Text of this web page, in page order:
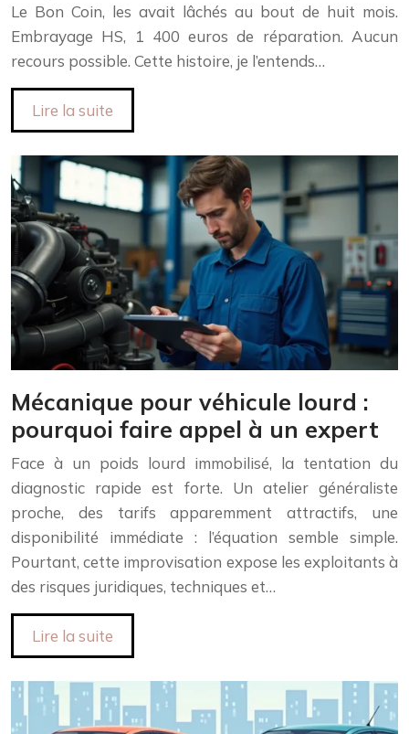
Le Bon Coin, les avait lâchés au bout de huit mois.
Embrayage HS, 1 400 euros de réparation. Aucun
recours possible. Cette histoire, je l’entends…
Lire la suite
Mécanique pour véhicule lourd :
pourquoi faire appel à un expert
Face à un poids lourd immobilisé, la tentation du
diagnostic rapide est forte. Un atelier généraliste
proche, des tarifs apparemment attractifs, une
disponibilité immédiate : l’équation semble simple.
Pourtant, cette improvisation expose les exploitants à
des risques juridiques, techniques et…
Lire la suite